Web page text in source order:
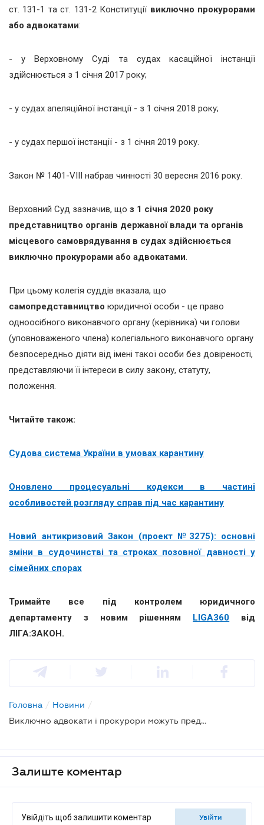
ст. 131-1 та ст. 131-2 Конституції виключно прокурорами
або адвокатами:
- у Верховному Суді та судах касаційної інстанції
здійснюється з 1 січня 2017 року;
- у судах апеляційної інстанції - з 1 січня 2018 року;
- у судах першої інстанції - з 1 січня 2019 року.
Закон № 1401-VIII набрав чинності 30 вересня 2016 року.
Верховний Суд зазначив, що з 1 січня 2020 року
представництво органів державної влади та органів
місцевого самоврядування в судах здійснюється
виключно прокурорами або адвокатами.
При цьому колегія суддів вказала, що
самопредставництво юридичної особи - це право
одноосібного виконавчого органу (керівника) чи голови
(уповноваженого члена) колегіального виконавчого органу
безпосередньо діяти від імені такої особи без довіреності,
представляючи її інтереси в силу закону, статуту,
положення.
Читайте також:
Судова система України в умовах карантину
Оновлено процесуальні кодекси в частині
особливостей розгляду справ під час карантину
Новий антикризовий Закон (проект №3275): основні
зміни в судочинстві та строках позовної давності у
сімейних спорах
Тримайте все під контролем юридичного
департаменту з новим рішенням LIGA360 від
ЛІГА:ЗАКОН.
Головна / Новини /
Виключно адвокати і прокурори можуть представляти держоргани в судах: ВС
Залиште коментар
Увійдіть щоб залишити коментар увійти